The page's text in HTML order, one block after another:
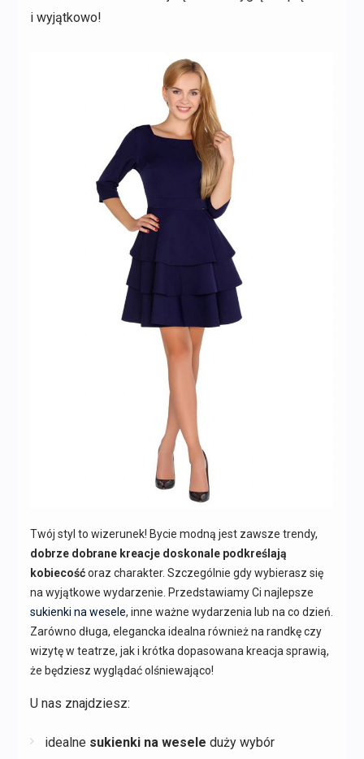
i wyjątkowo!
Twój styl to wizerunek! Bycie modną jest zawsze trendy,
dobrze dobrane kreacje doskonale podkreślają
kobiecośćoraz charakter. Szczególnie gdy wybierasz się
na wyjątkowe wydarzenie. Przedstawiamy Ci najlepsze
sukienki na wesele, inne ważne wydarzenia lub na co dzień.
Zarówno długa, elegancka idealna również na randkę czy
wizytę w teatrze, jak i krótka dopasowana kreacja sprawią,
że będziesz wyglądać olśniewająco!
U nas znajdziesz:
idealne sukienki na wesele duży wybór